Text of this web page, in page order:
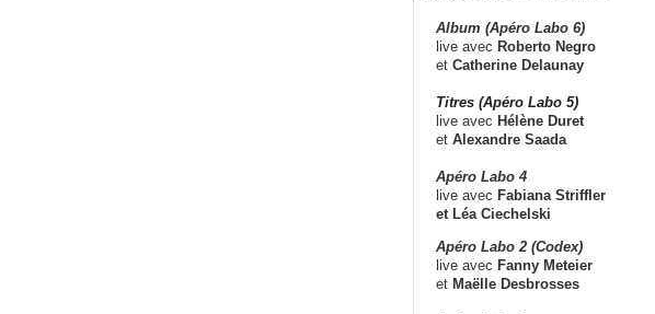
Album (Apéro Labo 6)
live avec Roberto Negro
et Catherine Delaunay
Titres (Apéro Labo 5)
live avec Hélène Duret
et Alexandre Saada
Apéro Labo 4
live avec Fabiana Striffler
et Léa Ciechelski
Apéro Labo 2 (Codex)
live avec Fanny Meteier
et Maëlle Desbrosses